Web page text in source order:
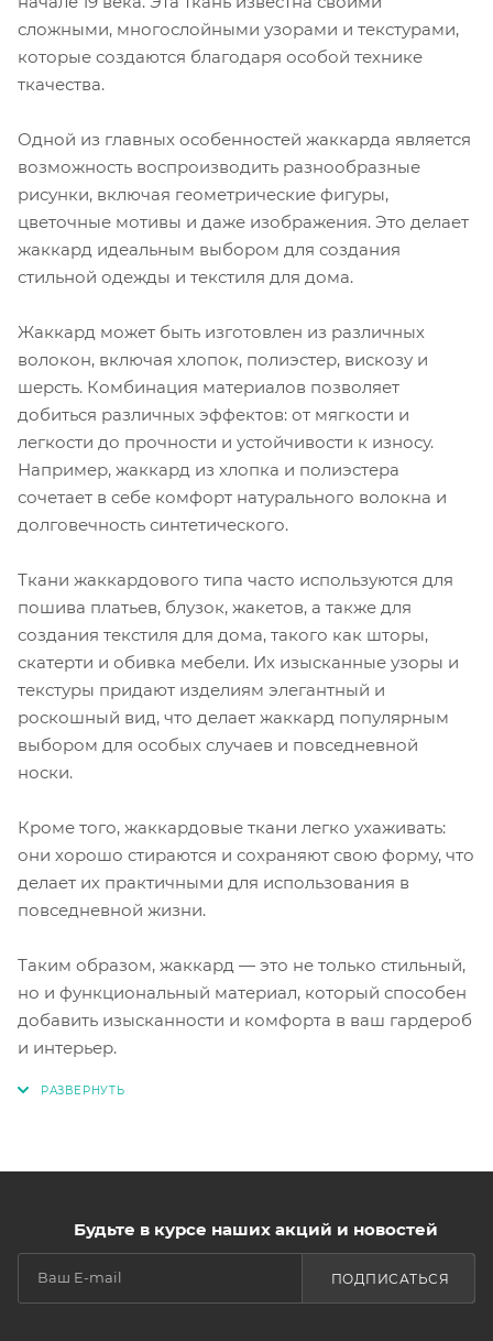
сложными, многослойными узорами и текстурами,
которые создаются благодаря особой технике
ткачества.
Одной из главных особенностей жаккарда является
возможность воспроизводить разнообразные
рисунки, включая геометрические фигуры,
цветочные мотивы и даже изображения. Это делает
жаккард идеальным выбором для создания
стильной одежды и текстиля для дома.
Жаккард может быть изготовлен из различных
волокон, включая хлопок, полиэстер, вискозу и
шерсть. Комбинация материалов позволяет
добиться различных эффектов: от мягкости и
легкости до прочности и устойчивости к износу.
Например, жаккард из хлопка и полиэстера
сочетает в себе комфорт натурального волокна и
долговечность синтетического.
Ткани жаккардового типа часто используются для
пошива платьев, блузок, жакетов, а также для
создания текстиля для дома, такого как шторы,
скатерти и обивка мебели. Их изысканные узоры и
текстуры придают изделиям элегантный и
роскошный вид, что делает жаккард популярным
выбором для особых случаев и повседневной
носки.
Кроме того, жаккардовые ткани легко ухаживать:
они хорошо стираются и сохраняют свою форму, что
делает их практичными для использования в
повседневной жизни.
Таким образом, жаккард — это не только стильный,
но и функциональный материал, который способен
добавить изысканности и комфорта в ваш гардероб
и интерьер.
Будьте в курсе наших акций и новостей
ПОДПИСАТЬСЯ